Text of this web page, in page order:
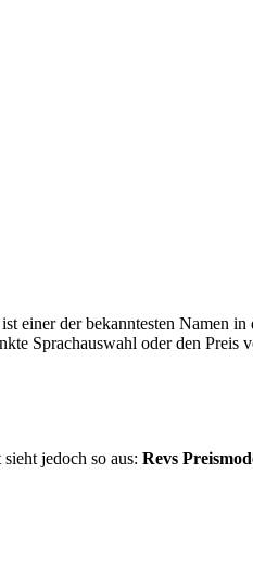
einer der bekanntesten Namen
Sprachauswahl oder den Preis
jedoch so aus: Revs